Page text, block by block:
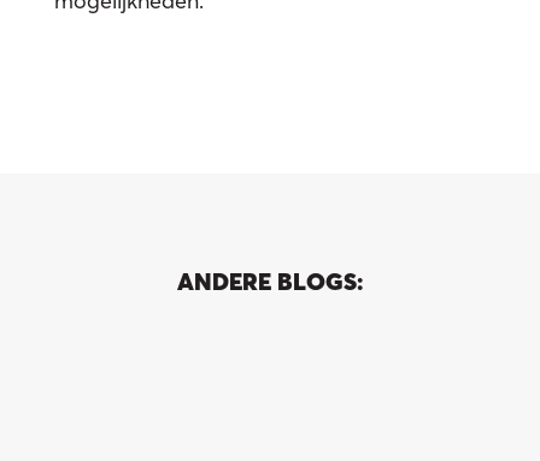
ANDERE BLOGS: